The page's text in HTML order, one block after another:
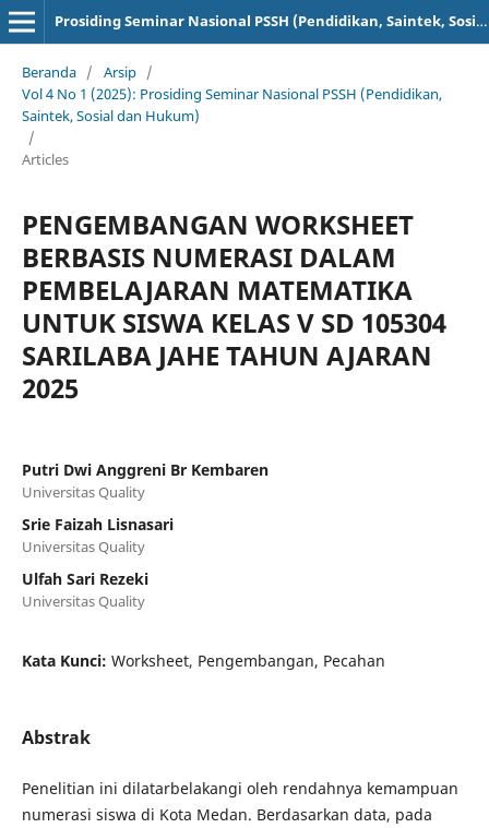
Prosiding Seminar Nasional PSSH (Pendidikan, Saintek, Sosial dan Hukum)
Beranda / Arsip /
Vol 4 No 1 (2025): Prosiding Seminar Nasional PSSH (Pendidikan,
Saintek, Sosial dan Hukum)
/
Articles
PENGEMBANGAN WORKSHEET
BERBASIS NUMERASI DALAM
PEMBELAJARAN MATEMATIKA
UNTUK SISWA KELAS V SD 105304
SARILABA JAHE TAHUN AJARAN
2025
Putri Dwi Anggreni Br Kembaren
Universitas Quality
Srie Faizah Lisnasari
Universitas Quality
Ulfah Sari Rezeki
Universitas Quality
Kata Kunci: Worksheet, Pengembangan, Pecahan
Abstrak
Penelitian ini dilatarbelakangi oleh rendahnya kemampuan
numerasi siswa di Kota Medan. Berdasarkan data, pada